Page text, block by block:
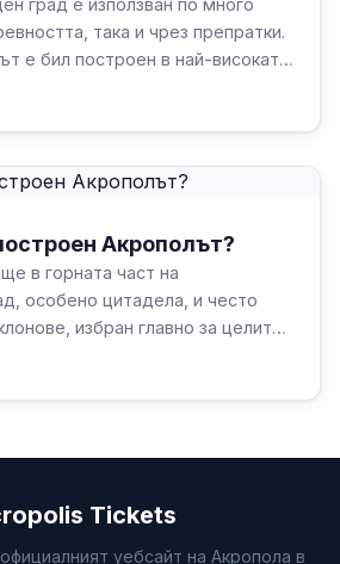
град е използван по много
така и чрез препратки.
е бил построен в най-високата
Акрополът?
в горната част на
особено цитадела, и често
избран главно за целите
Tickets
уебсайт на Акропола в